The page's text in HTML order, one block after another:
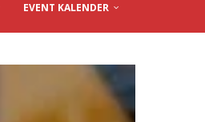
EVENT KALENDER